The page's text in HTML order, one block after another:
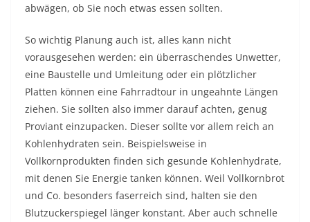
abwägen, ob Sie noch etwas essen sollten.
So wichtig Planung auch ist, alles kann nicht
vorausgesehen werden: ein überraschendes Unwetter,
eine Baustelle und Umleitung oder ein plötzlicher
Platten können eine Fahrradtour in ungeahnte Längen
ziehen. Sie sollten also immer darauf achten, genug
Proviant einzupacken. Dieser sollte vor allem reich an
Kohlenhydraten sein. Beispielsweise in
Vollkornprodukten finden sich gesunde Kohlenhydrate,
mit denen Sie Energie tanken können. Weil Vollkornbrot
und Co. besonders faserreich sind, halten sie den
Blutzuckerspiegel länger konstant. Aber auch schnelle